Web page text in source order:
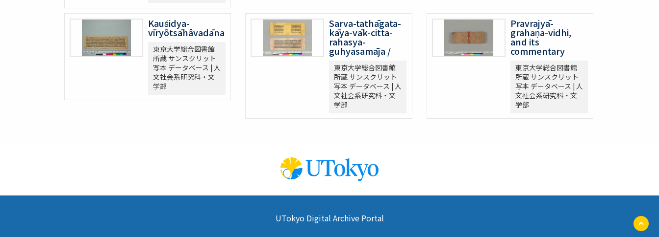
Kauśidya-
vīryôtsāhâvadāna
東京大学総合図書館
所蔵 サンスクリット
写本 データベース | 人
文社会系研究科・文
学部
Sarva-tathāgata-
kāya-vāk-citta-
rahasya-
guhyasamāja /
東京大学総合図書館
所蔵 サンスクリット
写本 データベース | 人
文社会系研究科・文
学部
Pravrajyā-
grahaṇa-vidhi,
and its
commentary
東京大学総合図書館
所蔵 サンスクリット
写本 データベース | 人
文社会系研究科・文
学部
UTokyo Digital Archive Portal